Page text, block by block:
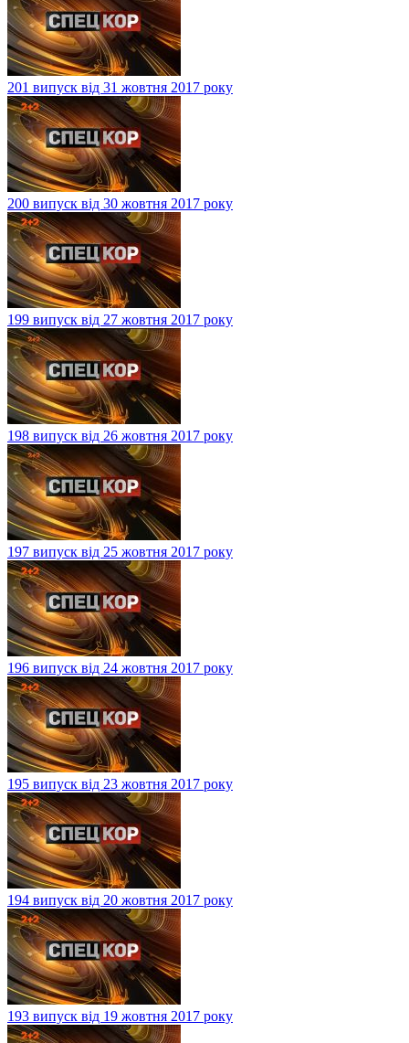
201 випуск від 31 жовтня 2017 року
200 випуск від 30 жовтня 2017 року
199 випуск від 27 жовтня 2017 року
198 випуск від 26 жовтня 2017 року
197 випуск від 25 жовтня 2017 року
196 випуск від 24 жовтня 2017 року
195 випуск від 23 жовтня 2017 року
194 випуск від 20 жовтня 2017 року
193 випуск від 19 жовтня 2017 року